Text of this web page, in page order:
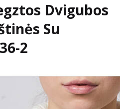
Dvigubos
Su
2